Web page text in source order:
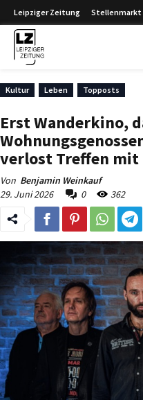
Leipziger Zeitung Stellenmarkt
Kultur Leben Topposts
Erst Wanderkino,
verlost Treffen mit
Von Benjamin Weinkauf
29. Juni 2026
0 362